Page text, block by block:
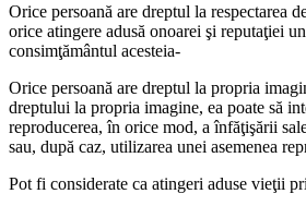
Orice persoană are dreptul la respectarea
orice atingere adusă onoarei şi reputaţiei
consimţământul acesteia-
Orice persoană are dreptul la propria
dreptului la propria imagine, ea poate să
reproducerea, în orice mod, a înfăţişării
sau, după caz, utilizarea unei asemenea
Pot fi considerate ca atingeri aduse vieţii